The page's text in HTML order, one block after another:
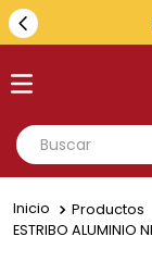
Buscar
1.
toyota
Productos
ESTRIBO ALUMINIO